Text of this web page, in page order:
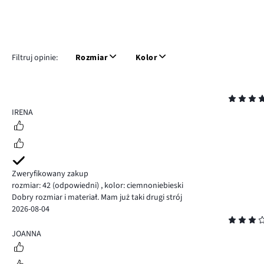
Filtruj opinie: Rozmiar Kolor
5
IRENA
Zweryfikowany zakup
rozmiar: 42 (odpowiedni) , kolor: ciemnoniebieski
Dobry rozmiar i materiał. Mam już taki drugi strój
2026-08-04
3
JOANNA